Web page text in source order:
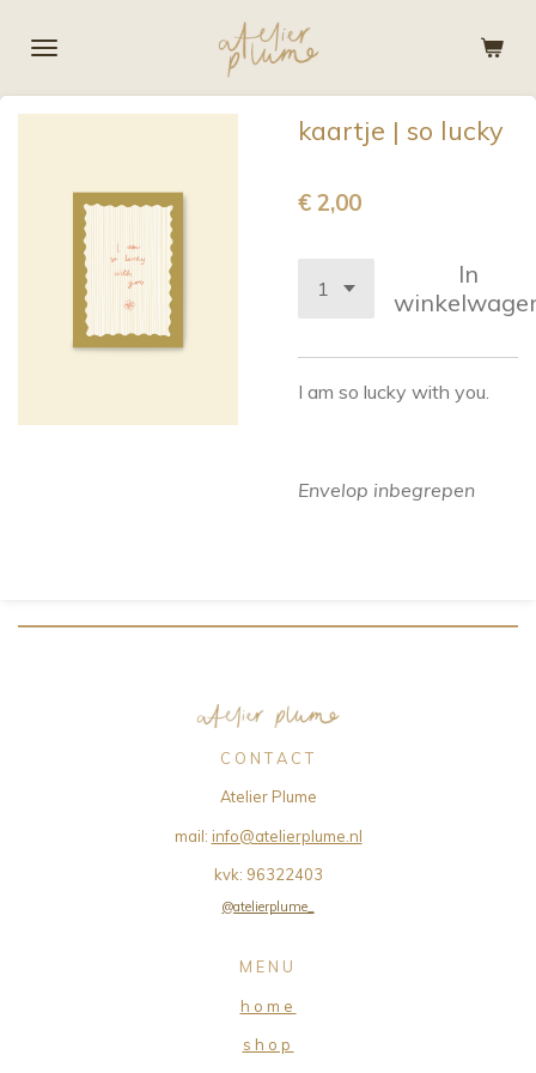
direct
de
kaartje | so lucky
€ 2,00
In
I am so lucky with you.
Envelop inbegrepen
C O N T A C T
Atelier Plume
mail: info@atelierplume.nl
kvk: 96322403
@atelierplume_
M E N U
h o m e
s h o p